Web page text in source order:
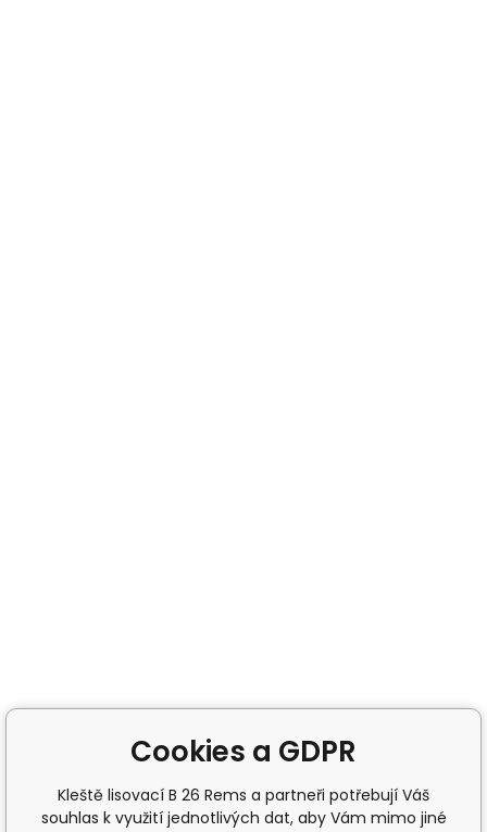
Cookies a GDPR
Kleště lisovací B 26 Rems a partneři potřebují Váš
souhlas k využití jednotlivých dat, aby Vám mimo jiné